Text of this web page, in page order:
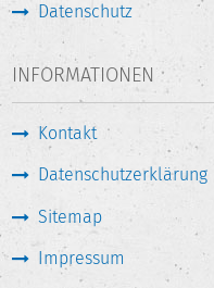
Datenschutz
INFORMATIONEN
Kontakt
Datenschutzerklärung
Sitemap
Impressum